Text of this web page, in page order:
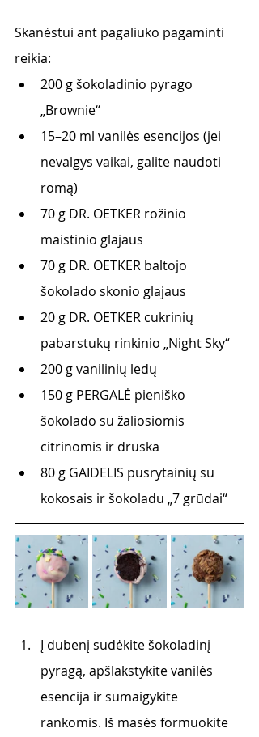
Skanėstui ant pagaliuko pagaminti
reikia:
200 g šokoladinio pyrago
„Brownie“
15–20 ml vanilės esencijos (jei
nevalgys vaikai, galite naudoti
romą)
70 g DR. OETKER rožinio
maistinio glajaus
70 g DR. OETKER baltojo
šokolado skonio glajaus
20 g DR. OETKER cukrinių
pabarstukų rinkinio „Night Sky“
200 g vanilinių ledų
150 g PERGALĖ pieniško
šokolado su žaliosiomis
citrinomis ir druska
80 g GAIDELIS pusrytainių su
kokosais ir šokoladu „7 grūdai“
Į dubenį sudėkite šokoladinį
pyragą, apšlakstykite vanilės
esencija ir sumaigykite
rankomis. Iš masės formuokite